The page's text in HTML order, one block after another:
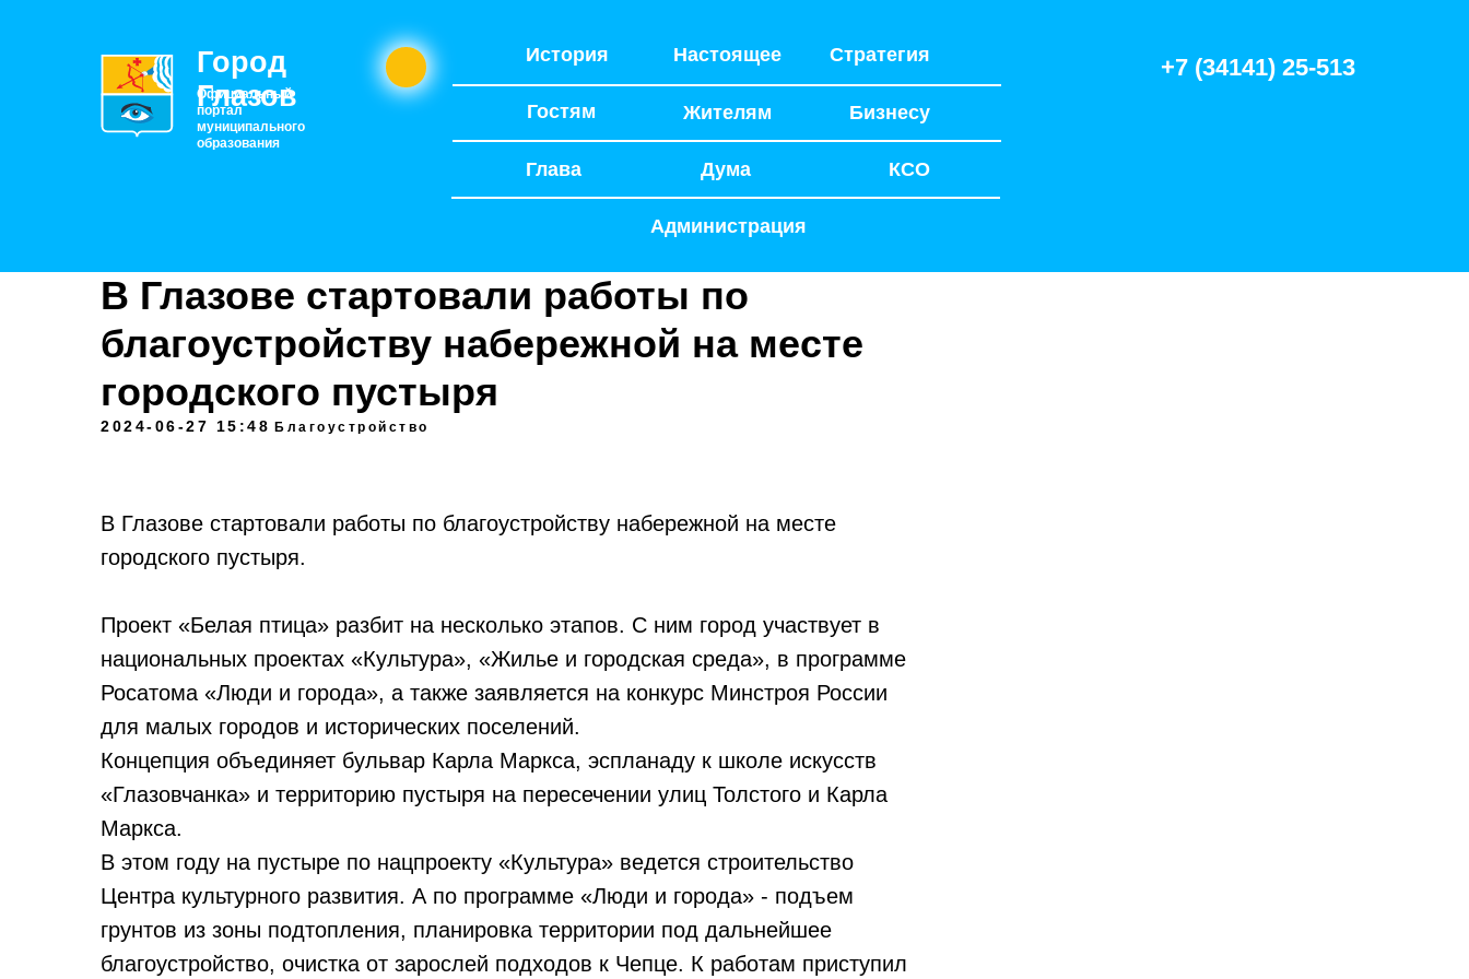
Город
Глазов
Официальный
портал
муниципального
образования
+7 (34141) 25-513
История Настоящее Стратегия
Гостям Жителям Бизнесу
Глава КСО
Дума
Администрация
В Глазове стартовали работы по
благоустройству набережной на месте
городского пустыря
2024-06-27 15:48 Благоустройство
В Глазове стартовали работы по благоустройству набережной на месте
городского пустыря.
Проект «Белая птица» разбит на несколько этапов. С ним город участвует в
национальных проектах «Культура», «Жилье и городская среда», в программе
Росатома «Люди и города», а также заявляется на конкурс Минстроя России
для малых городов и исторических поселений.
Концепция объединяет бульвар Карла Маркса, эспланаду к школе искусств
«Глазовчанка» и территорию пустыря на пересечении улиц Толстого и Карла
Маркса.
В этом году на пустыре по нацпроекту «Культура» ведется строительство
Центра культурного развития. А по программе «Люди и города» - подъем
грунтов из зоны подтопления, планировка территории под дальнейшее
благоустройство, очистка от зарослей подходов к Чепце. К работам приступил